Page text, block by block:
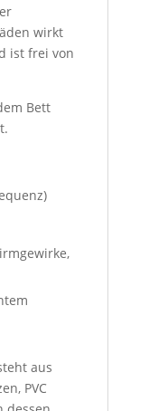
wirkt
ist frei von
Bett
aus
PVC